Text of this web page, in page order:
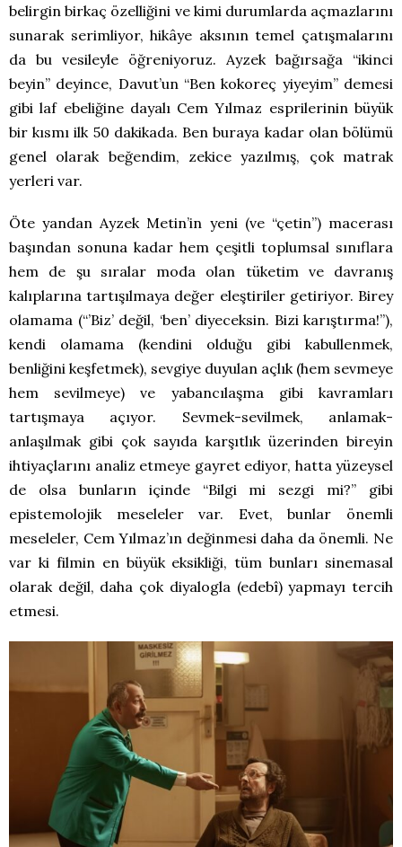
belirgin birkaç özelliğini ve kimi durumlarda açmazlarını
sunarak serimliyor, hikâye aksının temel çatışmalarını
da bu vesileyle öğreniyoruz. Ayzek bağırsağa “ikinci
beyin” deyince, Davut’un “Ben kokoreç yiyeyim” demesi
gibi laf ebeliğine dayalı Cem Yılmaz esprilerinin büyük
bir kısmı ilk 50 dakikada. Ben buraya kadar olan bölümü
genel olarak beğendim, zekice yazılmış, çok matrak
yerleri var.
Öte yandan Ayzek Metin’in yeni (ve “çetin”) macerası
başından sonuna kadar hem çeşitli toplumsal sınıflara
hem de şu sıralar moda olan tüketim ve davranış
kalıplarına tartışılmaya değer eleştiriler getiriyor. Birey
olamama (“’Biz’ değil, ‘ben’ diyeceksin. Bizi karıştırma!”),
kendi olamama (kendini olduğu gibi kabullenmek,
benliğini keşfetmek), sevgiye duyulan açlık (hem sevmeye
hem sevilmeye) ve yabancılaşma gibi kavramları
tartışmaya açıyor. Sevmek-sevilmek, anlamak-
anlaşılmak gibi çok sayıda karşıtlık üzerinden bireyin
ihtiyaçlarını analiz etmeye gayret ediyor, hatta yüzeysel
de olsa bunların içinde “Bilgi mi sezgi mi?” gibi
epistemolojik meseleler var. Evet, bunlar önemli
meseleler, Cem Yılmaz’ın değinmesi daha da önemli. Ne
var ki filmin en büyük eksikliği, tüm bunları sinemasal
olarak değil, daha çok diyalogla (edebî) yapmayı tercih
etmesi.